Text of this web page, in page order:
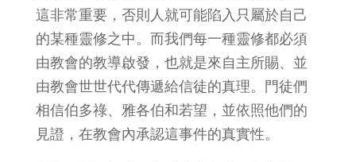
這非常重要，否則人就可能陷入只屬於自己
的某種靈修之中。而我們每一種靈修都必須
由教會的教導啟發，也就是來自主所賜、並
由教會世世代代傳遞給信徒的真理。門徒們
相信伯多祿、雅各伯和若望，並依照他們的
見證，在教會內承認這事件的真實性。